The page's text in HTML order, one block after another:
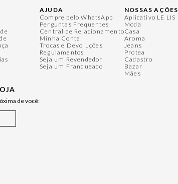
de você:
AJUDA
Compre pelo WhatsApp
Perguntas Frequentes
Central de Relacionamento
Minha Conta
Trocas e Devoluções
Regulamentos
Seja um Revendedor
Seja um Franqueado
NOSSAS AÇÕES
Aplicativo LE LIS
Moda
Casa
Aroma
Jeans
Protea
Cadastro
Bazar
Mães